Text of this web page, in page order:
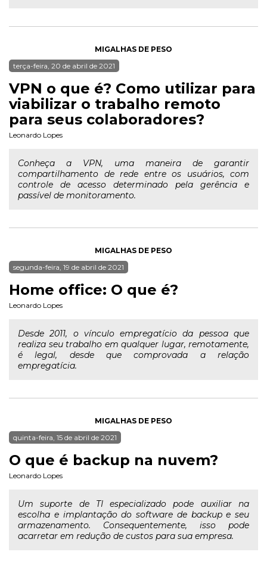
MIGALHAS DE PESO
terça-feira, 20 de abril de 2021
VPN o que é? Como utilizar para
viabilizar o trabalho remoto
para seus colaboradores?
Leonardo Lopes
Conheça a VPN, uma maneira de garantir
compartilhamento de rede entre os usuários, com
controle de acesso determinado pela gerência e
passível de monitoramento.
MIGALHAS DE PESO
segunda-feira, 19 de abril de 2021
Home office: O que é?
Leonardo Lopes
Desde 2011, o vínculo empregatício da pessoa que
realiza seu trabalho em qualquer lugar, remotamente,
é legal, desde que comprovada a relação
empregatícia.
MIGALHAS DE PESO
quinta-feira, 15 de abril de 2021
O que é backup na nuvem?
Leonardo Lopes
Um suporte de TI especializado pode auxiliar na
escolha e implantação do software de backup e seu
armazenamento. Consequentemente, isso pode
acarretar em redução de custos para sua empresa.